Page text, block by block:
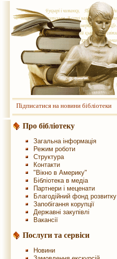
Підписатися на новини бібліотеки
Про бібліотеку
Загальна інформація
Режим роботи
Структура
Контакти
"Вікно в Америку"
Бібліотека в медіа
Партнери і меценати
Благодійний фонд розвитку
Запобігання корупції
Державні закупівлі
Вакансії
Послуги та сервіси
Новини